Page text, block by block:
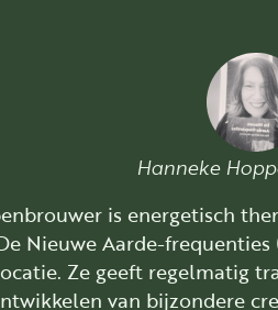
Hanneke
is energetisch
Nieuwe Aarde-
Ze geeft regelmatig
van bijzondere